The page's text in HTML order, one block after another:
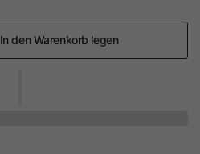
In den Warenkorb legen